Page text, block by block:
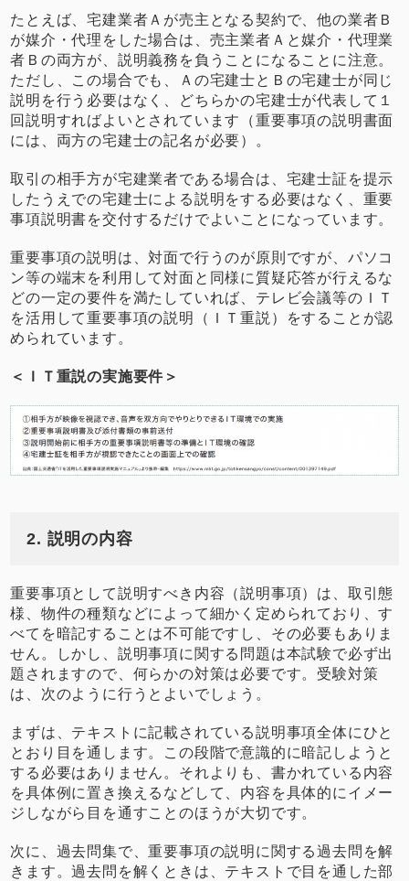
たとえば、宅建業者Ａが売主となる契約で、他の業者Ｂ
が媒介・代理をした場合は、売主業者Ａと媒介・代理業
者Ｂの両方が、説明義務を負うことになることに注意。
ただし、この場合でも、Ａの宅建士とＢの宅建士が同じ
説明を行う必要はなく、どちらかの宅建士が代表して１
回説明すればよいとされています（重要事項の説明書面
には、両方の宅建士の記名が必要）。
取引の相手方が宅建業者である場合は、宅建士証を提示
したうえでの宅建士による説明をする必要はなく、重要
事項説明書を交付するだけでよいことになっています。
重要事項の説明は、対面で行うのが原則ですが、パソコ
ン等の端末を利用して対面と同様に質疑応答が行えるな
どの一定の要件を満たしていれば、テレビ会議等のＩＴ
を活用して重要事項の説明（ＩＴ重説）をすることが認
められています。
＜ＩＴ重説の実施要件＞
2. 説明の内容
重要事項として説明すべき内容（説明事項）は、取引態
様、物件の種類などによって細かく定められており、す
べてを暗記することは不可能ですし、その必要もありま
せん。しかし、説明事項に関する問題は本試験で必ず出
題されますので、何らかの対策は必要です。受験対策
は、次のように行うとよいでしょう。
まずは、テキストに記載されている説明事項全体にひと
とおり目を通します。この段階で意識的に暗記しようと
する必要はありません。それよりも、書かれている内容
を具体例に置き換えるなどして、内容を具体的にイメー
ジしながら目を通すことのほうが大切です。
次に、過去問集で、重要事項の説明に関する過去問を解
きます。過去問を解くときは、テキストで目を通した部